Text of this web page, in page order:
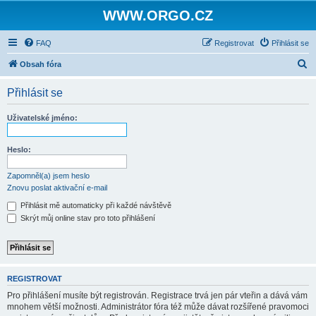
WWW.ORGO.CZ
FAQ Přihlásit se
Registrovat
Obsah fóra
Přihlásit se
Uživatelské jméno:
Heslo:
Zapomněl(a) jsem heslo
Znovu poslat aktivační e-mail
Přihlásit mě automaticky při každé návštěvě
Skrýt můj online stav pro toto přihlášení
REGISTROVAT
Pro přihlášení musíte být registrován. Registrace trvá jen pár vteřin a dává vám
mnohem větší možnosti. Administrátor fóra též může dávat rozšířené pravomoci